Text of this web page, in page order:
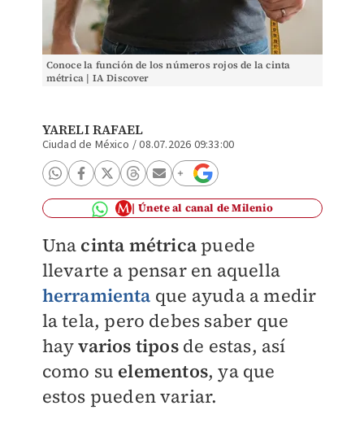
Conoce la función de los números rojos de la cinta
métrica | IA Discover
YARELI RAFAEL
Ciudad de México /08.07.2026 09:33:00
Únete al canal de Milenio
Una cinta métrica puede
llevarte a pensar en aquella
herramienta que ayuda a medir
la tela, pero debes saber que
hayvarios tiposde estas, así
como su elementos, ya que
estos pueden variar.